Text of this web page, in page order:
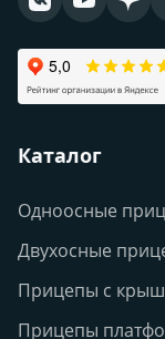
Каталог
Одноосные
Двухосные
Прицепы с
Прицепы